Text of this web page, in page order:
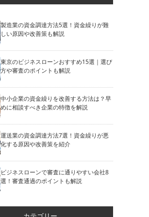
製造業の資金調達方法5選！資金繰りが難
しい原因や改善策も解説
東京のビジネスローンおすすめ15選｜選び
方や審査のポイントも解説
中小企業の資金繰りを改善する方法は？早
めに相談すべき企業の特徴を解説
運送業の資金調達方法7選！資金繰りが悪
化する原因や改善策を紹介
ビジネスローンで審査に通りやすい会社8
選！審査通過のポイントも解説